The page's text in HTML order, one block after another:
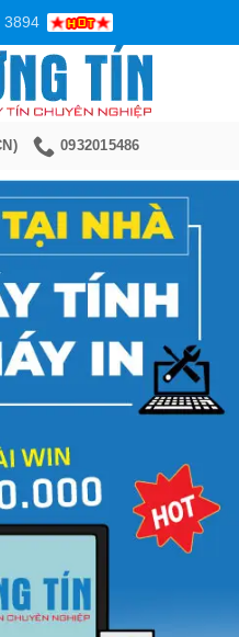
3894
0932015486